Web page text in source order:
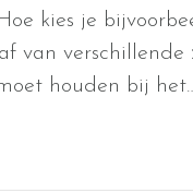
kies je
van
houden bij